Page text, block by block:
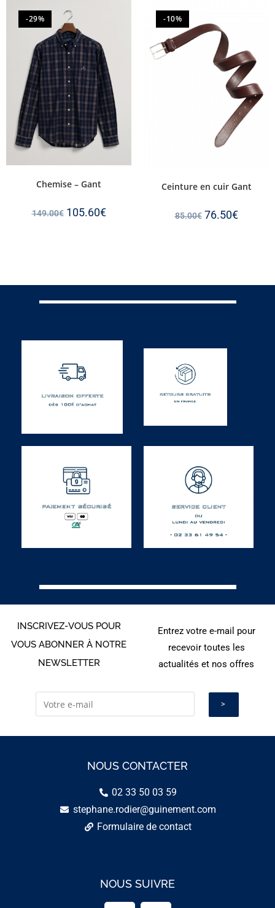
-29%
Chemise – Gant
149.00€ 105.60€
-10%
Ceinture en cuir Gant
85.00€ 76.50€
INSCRIVEZ-VOUS POUR
VOUS ABONNER À NOTRE
NEWSLETTER
Entrez votre e-mail pour
recevoir toutes les
actualités et nos offres
NOUS CONTACTER
02 33 50 03 59
stephane.rodier@guinement.com
Formulaire de contact
NOUS SUIVRE